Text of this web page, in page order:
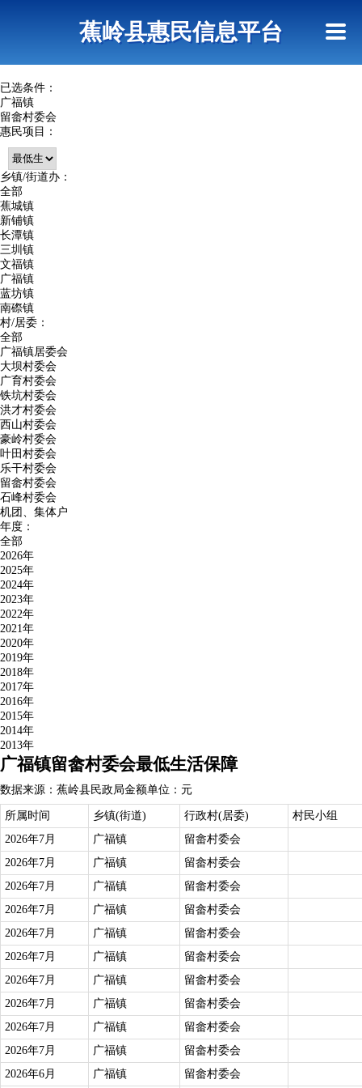
蕉岭县惠民信息平台
已选条件：
广福镇
留畲村委会
惠民项目：
乡镇/街道办：
全部
蕉城镇
新铺镇
长潭镇
三圳镇
文福镇
广福镇
蓝坊镇
南磜镇
村/居委：
全部
广福镇居委会
大坝村委会
广育村委会
铁坑村委会
洪才村委会
西山村委会
豪岭村委会
叶田村委会
乐干村委会
留畲村委会
石峰村委会
机团、集体户
年度：
全部
2026年
2025年
2024年
2023年
2022年
2021年
2020年
2019年
2018年
2017年
2016年
2015年
2014年
2013年
广福镇留畲村委会最低生活保障
数据来源：蕉岭县民政局金额单位：元
所属时间 乡镇(街道) 行政村(居委)
村民小组
2026年7月
广福镇
留畲村委会
2026年7月
广福镇
留畲村委会
2026年7月
广福镇
留畲村委会
2026年7月
广福镇
留畲村委会
2026年7月
广福镇
留畲村委会
2026年7月
广福镇
留畲村委会
2026年7月
广福镇
留畲村委会
2026年7月
广福镇
留畲村委会
2026年7月
广福镇
留畲村委会
2026年7月
广福镇
留畲村委会
2026年6月
广福镇 留畲村委会